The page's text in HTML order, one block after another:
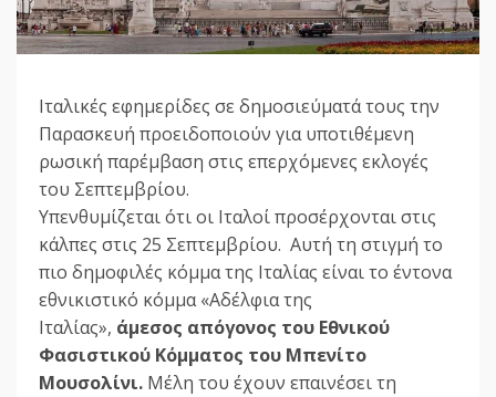
Ιταλικές εφημερίδες σε δημοσιεύματά τους την
Παρασκευή προειδοποιούν για υποτιθέμενη
ρωσική παρέμβαση στις επερχόμενες εκλογές
του Σεπτεμβρίου.
Υπενθυμίζεται ότι οι Ιταλοί προσέρχονται στις
κάλπες στις 25 Σεπτεμβρίου. Αυτή τη στιγμή το
πιο δημοφιλές κόμμα της Ιταλίας είναι το έντονα
εθνικιστικό κόμμα «Αδέλφια της
Ιταλίας», άμεσος απόγονος του Εθνικού
Φασιστικού Κόμματος του Μπενίτο
Μουσολίνι. Μέλη του έχουν επαινέσει τη